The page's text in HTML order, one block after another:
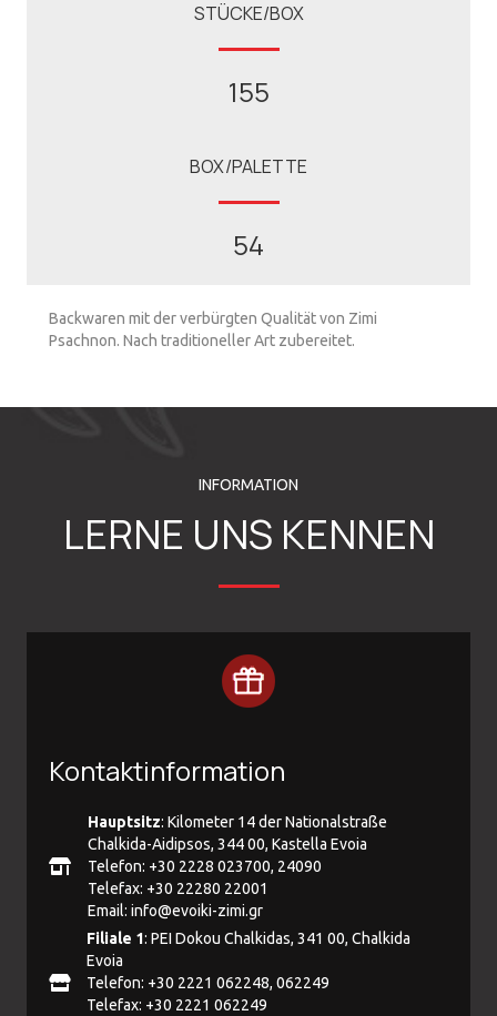
STÜCKE/BOX
155
BOX/PALETTE
54
Backwaren mit der verbürgten Qualität von Zimi
Psachnon. Nach traditioneller Art zubereitet.
INFORMATION
LERNE UNS KENNEN
Kontaktinformation
Hauptsitz: Kilometer 14 der Nationalstraße
Chalkida-Aidipsos, 344 00, Kastella Evoia
Telefon: +30 2228 023700, 24090
Telefax: +30 22280 22001
Email: info@evoiki-zimi.gr
Filiale 1: PEI Dokou Chalkidas, 341 00, Chalkida
Evoia
Telefon: +30 2221 062248, 062249
Telefax: +30 2221 062249